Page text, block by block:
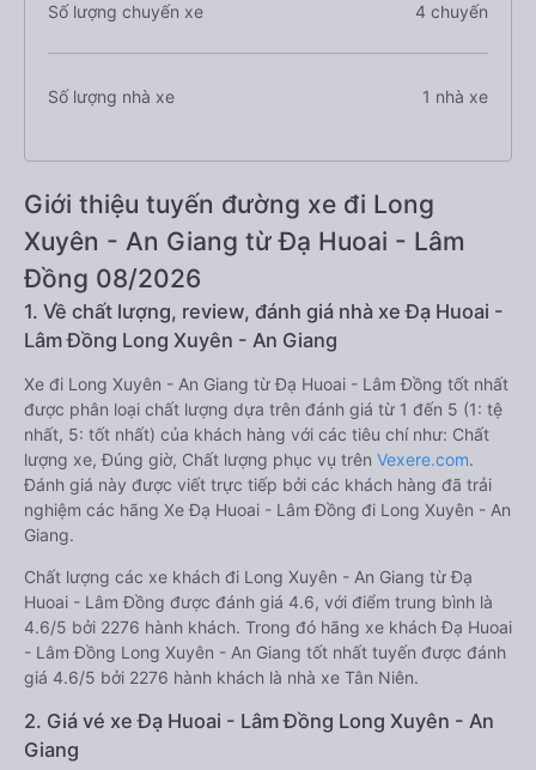
Số lượng chuyến xe 4 chuyến
Số lượng nhà xe 1 nhà xe
Giới thiệu tuyến đường xe đi Long
Xuyên - An Giang từ Đạ Huoai - Lâm
Đồng 08/2026
1. Về chất lượng, review, đánh giá nhà xe Đạ Huoai -
Lâm Đồng Long Xuyên - An Giang
Xe đi Long Xuyên - An Giang từ Đạ Huoai - Lâm Đồng tốt nhất
được phân loại chất lượng dựa trên đánh giá từ 1 đến 5 (1: tệ
nhất, 5: tốt nhất) của khách hàng với các tiêu chí như: Chất
lượng xe, Đúng giờ, Chất lượng phục vụ trên Vexere.com.
Đánh giá này được viết trực tiếp bởi các khách hàng đã trải
nghiệm các hãng Xe Đạ Huoai - Lâm Đồng đi Long Xuyên - An
Giang.
Chất lượng các xe khách đi Long Xuyên - An Giang từ Đạ
Huoai - Lâm Đồng được đánh giá 4.6, với điểm trung bình là
4.6/5 bởi 2276 hành khách. Trong đó hãng xe khách Đạ Huoai
- Lâm Đồng Long Xuyên - An Giang tốt nhất tuyến được đánh
giá 4.6/5 bởi 2276 hành khách là nhà xe Tân Niên.
2. Giá vé xe Đạ Huoai - Lâm Đồng Long Xuyên - An
Giang